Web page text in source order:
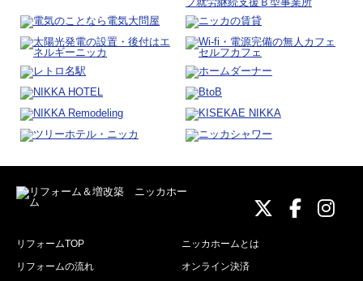
ニッカ
ニッニ
リフォームTOP
ニッカホームとは
リフォームの流れ
オンライン決済